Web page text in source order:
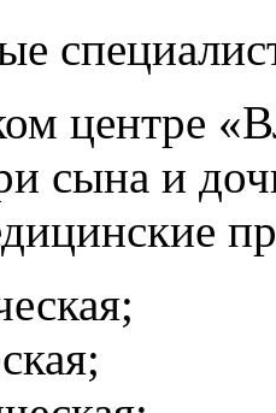
центре
сына и